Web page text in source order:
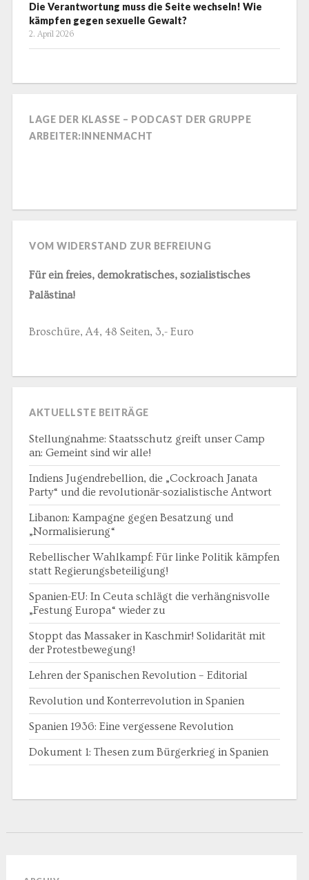
Die Verantwortung muss die Seite wechseln! Wie
kämpfen gegen sexuelle Gewalt?
2. April 2026
LAGE DER KLASSE – PODCAST DER GRUPPE
ARBEITER:INNENMACHT
VOM WIDERSTAND ZUR BEFREIUNG
Für ein freies, demokratisches, sozialistisches
Palästina!
Broschüre, A4, 48 Seiten, 3,- Euro
AKTUELLSTE BEITRÄGE
Stellungnahme: Staatsschutz greift unser Camp
an: Gemeint sind wir alle!
Indiens Jugendrebellion, die „Cockroach Janata
Party“ und die revolutionär-sozialistische Antwort
Libanon: Kampagne gegen Besatzung und
„Normalisierung“
Rebellischer Wahlkampf: Für linke Politik kämpfen
statt Regierungsbeteiligung!
Spanien-EU: In Ceuta schlägt die verhängnisvolle
„Festung Europa“ wieder zu
Stoppt das Massaker in Kaschmir! Solidarität mit
der Protestbewegung!
Lehren der Spanischen Revolution – Editorial
Revolution und Konterrevolution in Spanien
Spanien 1936: Eine vergessene Revolution
Dokument 1: Thesen zum Bürgerkrieg in Spanien